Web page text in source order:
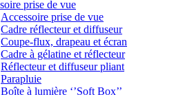
prise de vue
Accessoire prise de vue
Cadre réflecteur et diffuseur
Coupe-flux, drapeau et écran
Cadre à gélatine et réflecteur
Réflecteur et diffuseur pliant
Parapluie
Boîte à lumière ‘’Soft Box’’